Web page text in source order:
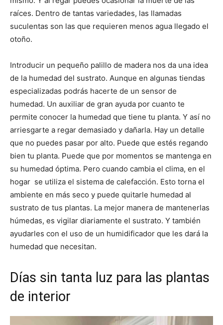
raíces. Dentro de tantas variedades, las llamadas
suculentas son las que requieren menos agua llegado el
otoño.
Introducir un pequeño palillo de madera nos da una idea
de la humedad del sustrato. Aunque en algunas tiendas
especializadas podrás hacerte de un sensor de
humedad. Un auxiliar de gran ayuda por cuanto te
permite conocer la humedad que tiene tu planta. Y así no
arriesgarte a regar demasiado y dañarla. Hay un detalle
que no puedes pasar por alto. Puede que estés regando
bien tu planta. Puede que por momentos se mantenga en
su humedad óptima. Pero cuando cambia el clima, en el
hogar se utiliza el sistema de calefacción. Esto torna el
ambiente en más seco y puede quitarle humedad al
sustrato de tus plantas. La mejor manera de mantenerlas
húmedas, es vigilar diariamente el sustrato. Y también
ayudarles con el uso de un humidificador que les dará la
humedad que necesitan.
Días sin tanta luz para las plantas
de interior